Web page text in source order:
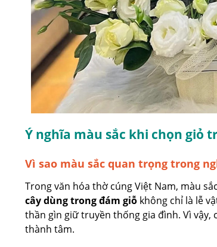
Ý nghĩa màu sắc khi chọn giỏ
Vì sao màu sắc quan trọng trong
Trong văn hóa thờ cúng Việt Nam, màu
cây dùng trong đám giỗ không chỉ là lễ
thần gìn giữ truyền thống gia đình. Vì
thành tâm.